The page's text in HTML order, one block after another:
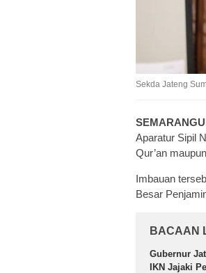
Sekda Jateng
Aparatur Sipil
Qur’an
Imbauan
Besar
BACAAN
Gubernur
IKN Jajaki